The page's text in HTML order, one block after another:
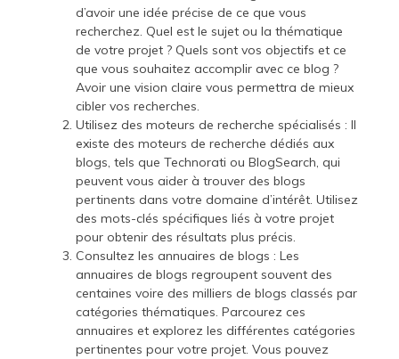
d’avoir une idée précise de ce que vous
recherchez. Quel est le sujet ou la thématique
de votre projet ? Quels sont vos objectifs et ce
que vous souhaitez accomplir avec ce blog ?
Avoir une vision claire vous permettra de mieux
cibler vos recherches.
Utilisez des moteurs de recherche spécialisés : Il
existe des moteurs de recherche dédiés aux
blogs, tels que Technorati ou BlogSearch, qui
peuvent vous aider à trouver des blogs
pertinents dans votre domaine d’intérêt. Utilisez
des mots-clés spécifiques liés à votre projet
pour obtenir des résultats plus précis.
Consultez les annuaires de blogs : Les
annuaires de blogs regroupent souvent des
centaines voire des milliers de blogs classés par
catégories thématiques. Parcourez ces
annuaires et explorez les différentes catégories
pertinentes pour votre projet. Vous pouvez